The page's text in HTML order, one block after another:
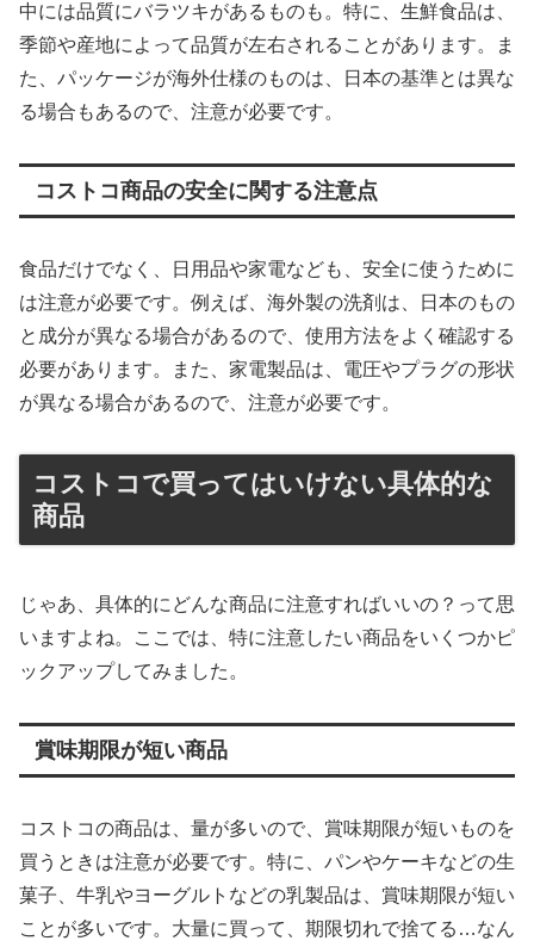
中には品質にバラツキがあるものも。特に、生鮮食品は、
季節や産地によって品質が左右されることがあります。ま
た、パッケージが海外仕様のものは、日本の基準とは異な
る場合もあるので、注意が必要です。
コストコ商品の安全に関する注意点
食品だけでなく、日用品や家電なども、安全に使うために
は注意が必要です。例えば、海外製の洗剤は、日本のもの
と成分が異なる場合があるので、使用方法をよく確認する
必要があります。また、家電製品は、電圧やプラグの形状
が異なる場合があるので、注意が必要です。
コストコで買ってはいけない具体的な
商品
じゃあ、具体的にどんな商品に注意すればいいの？って思
いますよね。ここでは、特に注意したい商品をいくつかピ
ックアップしてみました。
賞味期限が短い商品
コストコの商品は、量が多いので、賞味期限が短いものを
買うときは注意が必要です。特に、パンやケーキなどの生
菓子、牛乳やヨーグルトなどの乳製品は、賞味期限が短い
ことが多いです。大量に買って、期限切れで捨てる…なん